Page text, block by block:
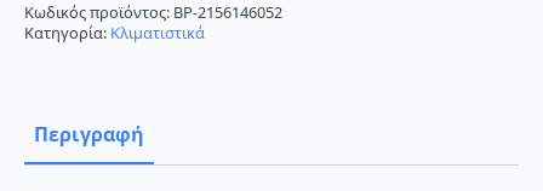
Κωδικός προϊόντος: BP-2156146052
Κατηγορία: Κλιματιστικά
Περιγραφή